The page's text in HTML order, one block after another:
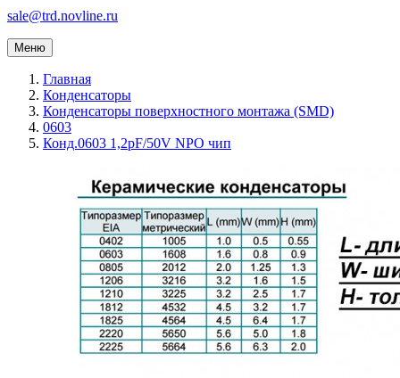
sale@trd.novline.ru
Меню
Главная
Конденсаторы
Конденсаторы поверхностного монтажа (SMD)
0603
Конд.0603 1,2pF/50V NPO чип